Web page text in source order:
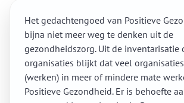
Het gedachtengoed van Positieve
bijna niet meer weg te denken uit de
gezondheidszorg. Uit de inventarisatie
organisaties blijkt dat veel
(werken) in meer of mindere mate
Positieve Gezondheid. Er is behoefte